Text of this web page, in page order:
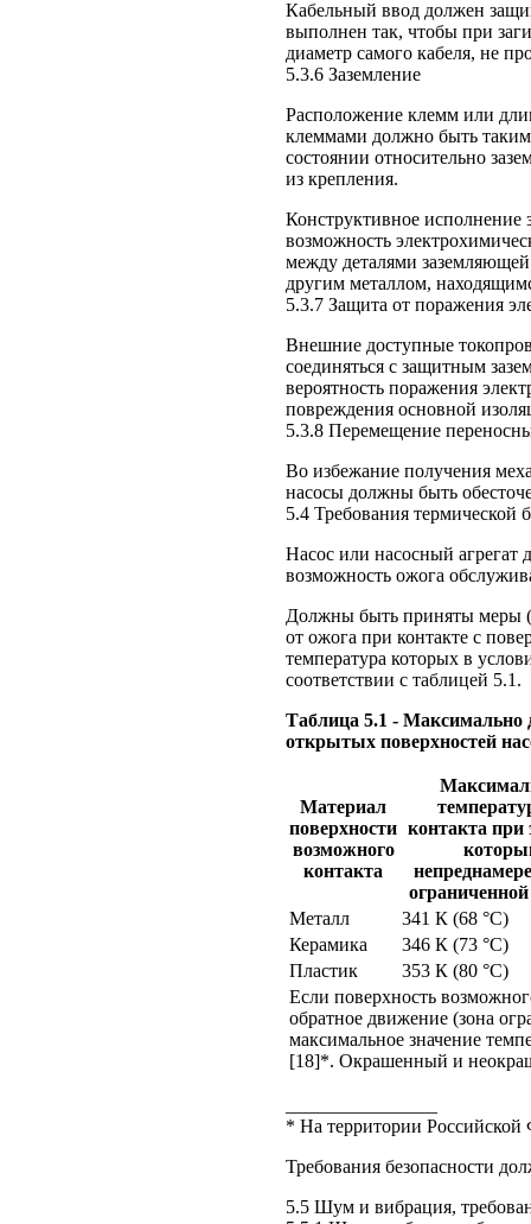
Кабельный ввод должен
выполнен так, чтобы при
диаметр самого кабеля, не
5.3.6 Заземление
Расположение клемм или
клеммами должно быть
состоянии относительно
из крепления.
Конструктивное
возможность
между деталями
другим металлом,
5.3.7 Защита от поражения
Внешние доступные
соединяться с защитным
вероятность поражения
повреждения основной
5.3.8 Перемещение
Во избежание получения
насосы должны быть
5.4 Требования термической
Насос или насосный агрегат
возможность ожога
Должны быть приняты меры
от ожога при контакте с
температура которых в
соответствии с таблицей 5.1.
Таблица 5.1 -
открытых поверхностей
Материал
поверхности
возможного
контакта
контакта при
Металл
341 К (68 °С)
Керамика
346 К (73 °С)
Пластик
353 К (80 °С)
Если поверхность
обратное движение (зона
максимальное значение
[18]*. Окрашенный и
* На территории
Требования безопасности
5.5 Шум и вибрация,